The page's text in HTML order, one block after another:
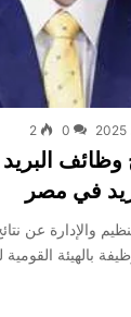
0
2
في مصر
والإدارة عن